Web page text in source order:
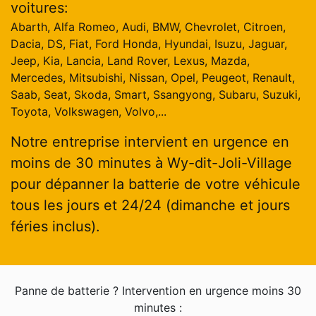
voitures:
Abarth, Alfa Romeo, Audi, BMW, Chevrolet, Citroen,
Dacia, DS, Fiat, Ford Honda, Hyundai, Isuzu, Jaguar,
Jeep, Kia, Lancia, Land Rover, Lexus, Mazda,
Mercedes, Mitsubishi, Nissan, Opel, Peugeot, Renault,
Saab, Seat, Skoda, Smart, Ssangyong, Subaru, Suzuki,
Toyota, Volkswagen, Volvo,...
Notre entreprise intervient en urgence en
moins de 30 minutes à Wy-dit-Joli-Village
pour dépanner la batterie de votre véhicule
tous les jours et 24/24 (dimanche et jours
féries inclus).
Panne de batterie ? Intervention en urgence moins 30
minutes :